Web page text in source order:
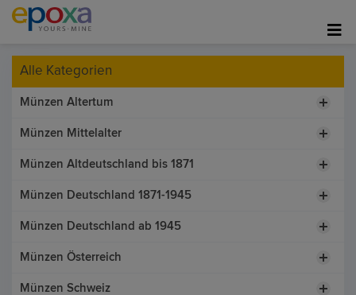
Alle Kategorien
Münzen Altertum
Münzen Mittelalter
Münzen Altdeutschland bis 1871
Münzen Deutschland 1871-1945
Münzen Deutschland ab 1945
Münzen Österreich
Münzen Schweiz